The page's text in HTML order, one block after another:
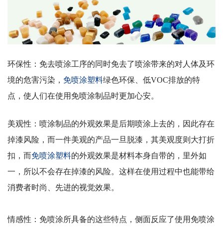
环保性：免去喷涂工序的同时免去了喷涂带来的对人体及环
境的危害污染， 免喷涂塑料绿色环保、低VOC排放的特
点，使人们在使用免喷涂制品时更加心安。
美观性：喷涂制品的外观效果是后期喷涂上去的，因此存在
掉漆风险，而一件美观的产品一旦脱漆，其美观度则大打折
扣，而免喷涂塑料的外观效果是材料本身自带的，里外如
一，所以不会存在掉漆的风险。这样在使用过程中也能带给
消费者时尚、先进的视觉效果。
情感性：免喷涂所具备的这些特点，侧面反应了使用免喷涂